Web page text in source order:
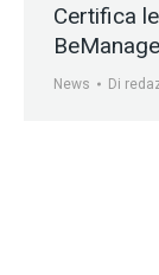
Certifica
News Di